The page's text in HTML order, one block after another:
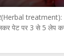
treatment): 1.
पेट पर 3 से 5 लेप